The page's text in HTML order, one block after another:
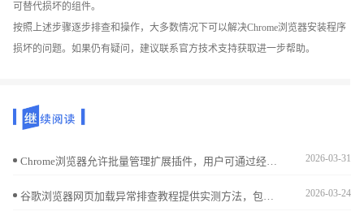
可替代损坏的组件。
按照上述步骤逐步排查和操作，大多数情况下可以解决Chrome浏览器安装程序
损坏的问题。如果仍有疑问，建议联系官方技术支持获取进一步帮助。
2026-03-31
2026-03-24